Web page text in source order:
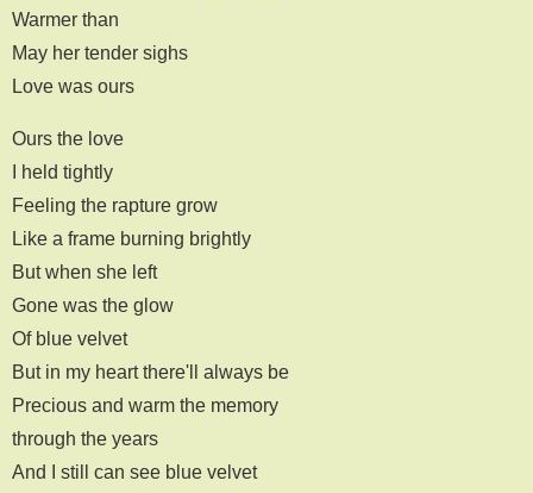
Warmer than
May her tender sighs
Love was ours
Ours the love
I held tightly
Feeling the rapture grow
Like a frame burning brightly
But when she left
Gone was the glow
Of blue velvet
But in my heart there'll always be
Precious and warm the memory
through the years
And I still can see blue velvet